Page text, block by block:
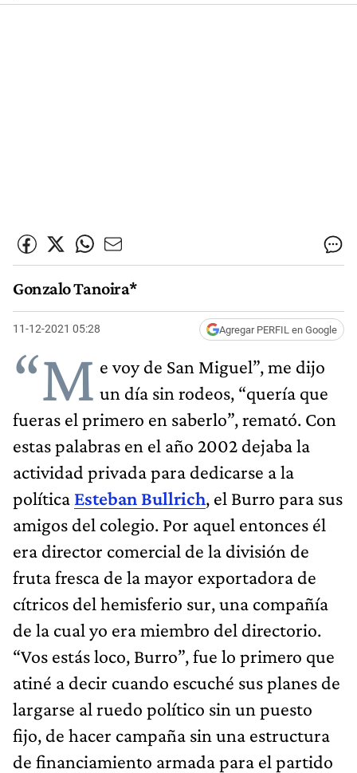
Gonzalo Tanoira*
11-12-2021 05:28 Agregar PERFIL en Google
“M e voy de San Miguel”, me dijo
un día sin rodeos, “quería que
fueras el primero en saberlo”, remató. Con
estas palabras en el año 2002 dejaba la
actividad privada para dedicarse a la
política Esteban Bullrich, el Burro para sus
amigos del colegio. Por aquel entonces él
era director comercial de la división de
fruta fresca de la mayor exportadora de
cítricos del hemisferio sur, una compañía
de la cual yo era miembro del directorio.
“Vos estás loco, Burro”, fue lo primero que
atiné a decir cuando escuché sus planes de
largarse al ruedo político sin un puesto
fijo, de hacer campaña sin una estructura
de financiamiento armada para el partido